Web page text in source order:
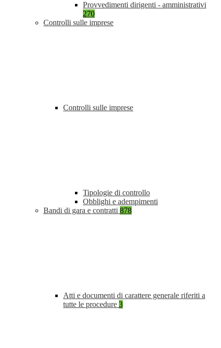
Provvedimenti dirigenti - amministrativi
270
Controlli sulle imprese
Controlli sulle imprese
Tipologie di controllo
Obblighi e adempimenti
Bandi di gara e contratti 878
Atti e documenti di carattere generale riferiti a
tutte le procedure 3